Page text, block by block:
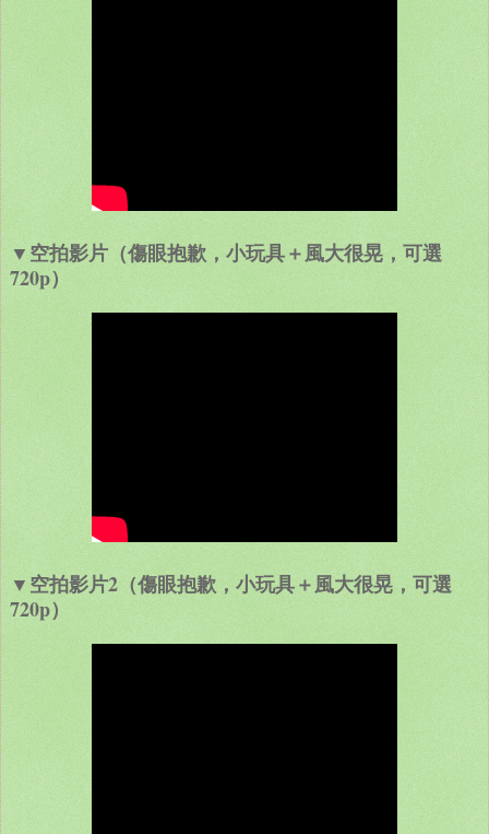
▼空拍影片（傷眼抱歉，小玩具＋風大很晃，可選
720p）
▼空拍影片2（傷眼抱歉，小玩具＋風大很晃 ，可選
720p）